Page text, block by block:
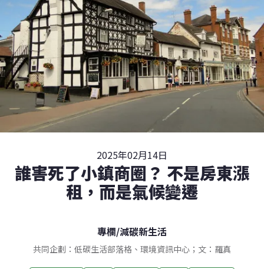
2025年02月14日
誰害死了小鎮商圈？ 不是房東漲
租，而是氣候變遷
專欄/減碳新生活
共同企劃：低碳生活部落格、環境資訊中心；文：羅真